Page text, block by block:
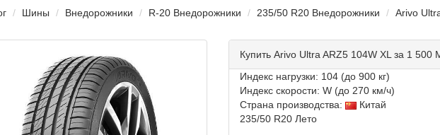
Шины Внедорожники R-20 Внедорожники 235/50 R20 Внедорожники Arivo
Купить Arivo Ultra ARZ5 104W XL за 1 500
Индекс нагрузки: 104 (до 900 кг)
Индекс скорости: W (до 270 км/ч)
Страна производства:
Китай
235/50 R20 Лето